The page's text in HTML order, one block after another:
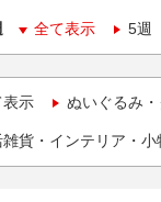
全て表示 5週
表示 ぬいぐるみ
貨・インテリア・小